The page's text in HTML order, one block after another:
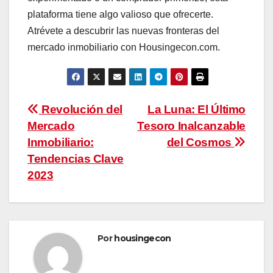
plataforma tiene algo valioso que ofrecerte.
Atrévete a descubrir las nuevas fronteras del
mercado inmobiliario con Housingecon.com.
Navegación
de
entradas
La Luna: El Último
Tesoro Inalcanzable
del Cosmos
Revolución del
Mercado
Inmobiliario:
Tendencias Clave
2023
Porhousingecon